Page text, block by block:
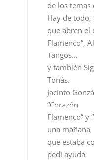
y también
Tonás.
Jacinto
“Corazón
Flamenco” y
una mañana
que estaba
pedí ayuda
a este y
lo conocí,
me ofreció
dos temas.
Flamenco”